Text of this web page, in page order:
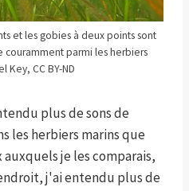
et les gobies à deux points sont
couramment parmi les herbiers
Key, CC BY-ND
plus de sons de
les herbiers marins que
je les comparais,
j'ai entendu plus de